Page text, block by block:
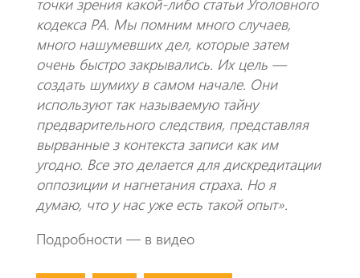
кодекса РА. Мы помним много случаев,
много нашумевших дел, которые затем
очень быстро закрывались. Их цель —
создать шумиху в самом начале. Они
используют так называемую тайну
предварительного следствия, представляя
вырванные з контекста записи как им
угодно. Все это делается для дискредитации
оппозиции и нагнетания страха. Но я
думаю, что у нас уже есть такой опыт».
Подробности — в видео